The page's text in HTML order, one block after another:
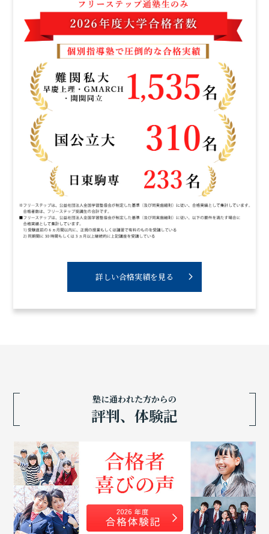
詳しい合格実績を見る
塾に通われた方からの
評判、体験記